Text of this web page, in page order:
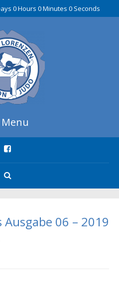
0 Hours 0 Minutes 0 Seconds
Menu
06 – 2019